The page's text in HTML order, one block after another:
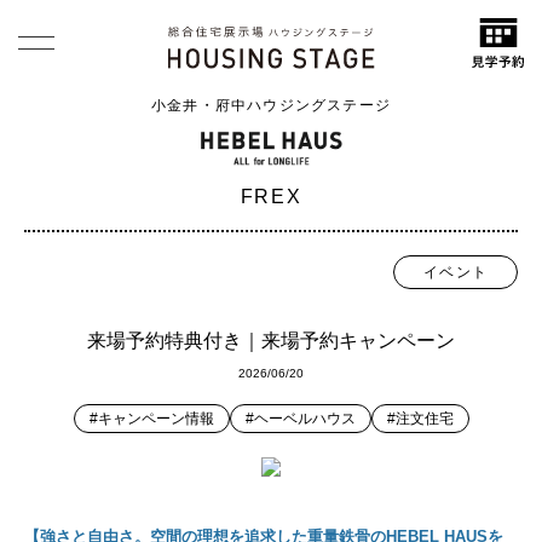
小金井・府中ハウジングステージ
FREX
イベント
来場予約特典付き｜来場予約キャンペーン
2026/06/20
#キャンペーン情報 #ヘーベルハウス #注文住宅
【強さと自由さ。空間の理想を追求した重量鉄骨のHEBEL HAUSを